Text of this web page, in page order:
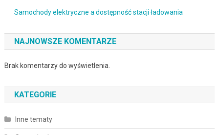
Samochody elektryczne a dostępność stacji ładowania
NAJNOWSZE KOMENTARZE
Brak komentarzy do wyświetlenia.
KATEGORIE
Inne tematy